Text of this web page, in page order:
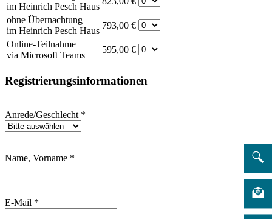
im Heinrich Pesch Haus
ohne Übernachtung
im Heinrich Pesch Haus
793,00 €
Online-Teilnahme
via Microsoft Teams
595,00 €
Registrierungsinformationen
Anrede/Geschlecht *
Name, Vorname *
E-Mail *